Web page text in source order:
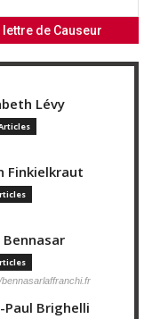
Lévy
Finkielkraut
Bennasar
Paul Brighelli